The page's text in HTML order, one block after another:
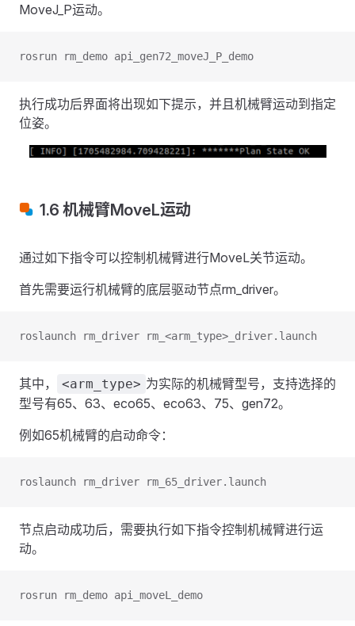
MoveJ_P运动。
rosrun rm_demo api_gen72_moveJ_P_demo
执行成功后界面将出现如下提示，并且机械臂运动到指定
位姿。
1.6 机械臂MoveL运动
通过如下指令可以控制机械臂进行MoveL关节运动。
首先需要运行机械臂的底层驱动节点rm_driver。
roslaunch rm_driver rm_<arm_type>_driver.launch
其中， <arm_type> 为实际的机械臂型号，支持选择的
型号有65、63、eco65、eco63、75、gen72。
例如65机械臂的启动命令：
roslaunch rm_driver rm_65_driver.launch
节点启动成功后，需要执行如下指令控制机械臂进行运
动。
rosrun rm_demo api_moveL_demo